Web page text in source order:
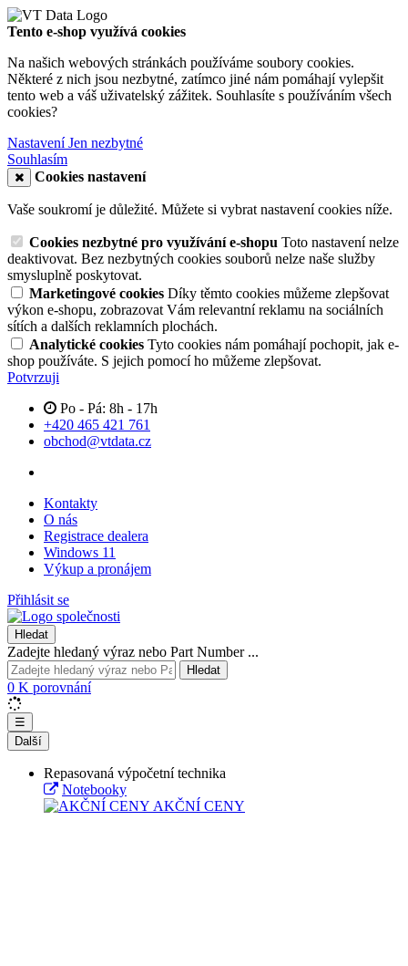
Tento e-shop využívá cookies
Na našich webových stránkách používáme soubory cookies.
Některé z nich jsou nezbytné, zatímco jiné nám pomáhají vylepšit
tento web a váš uživatelský zážitek. Souhlasíte s používáním všech
cookies?
NastaveníJen nezbytné
Souhlasím
Cookies nastavení
Vaše soukromí je důležité. Můžete si vybrat nastavení cookies níže.
Cookies nezbytné pro využívání e-shopu Toto nastavení nelze
deaktivovat. Bez nezbytných cookies souborů nelze naše služby
smysluplně poskytovat.
Marketingové cookies Díky těmto cookies můžeme zlepšovat
výkon e-shopu, zobrazovat Vám relevantní reklamu na sociálních
sítích a dalších reklamních plochách.
Analytické cookies Tyto cookies nám pomáhají pochopit, jak e-
shop používáte. S jejich pomocí ho můžeme zlepšovat.
Potvrzuji
Po - Pá: 8h - 17h
+420 465 421 761
obchod@vtdata.cz
Kontakty
O nás
Registrace dealera
Windows 11
Výkup a pronájem
Přihlásit se
Hledat
Zadejte hledaný výraz nebo Part Number ...
Hledat
0 K porovnání
☰
Další
Repasovaná výpočetní technika
Notebooky
AKČNÍ CENY